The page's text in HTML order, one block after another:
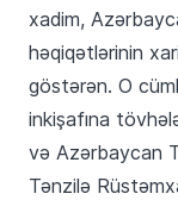
xadim,
həqiqətlərinin
göstərən. O
inkişafına
və Azərbaycan
Tənzilə